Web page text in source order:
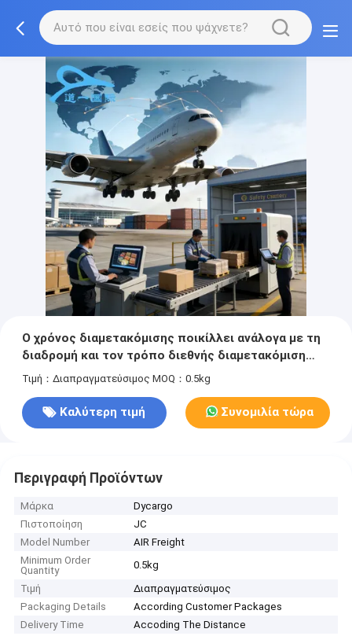
Ο χρόνος διαμετακόμισης ποικίλλει ανάλογα με τη
διαδρομή και τον τρόπο διεθνής διαμετακόμιση
προσφορά τεκμηρίωσης χειρισμός και βασισμένο
Τιμή：Διαπραγματεύσιμος MOQ：0.5kg
Καλύτερη τιμή Συνομιλία τώρα
Περιγραφή Προϊόντων
Μάρκα
Dycargo
Πιστοποίηση
JC
Model Number
AIR Freight
Minimum Order
Quantity
0.5kg
Τιμή
Διαπραγματεύσιμος
Packaging Details
According Customer Packages
Delivery Time
Accoding The Distance